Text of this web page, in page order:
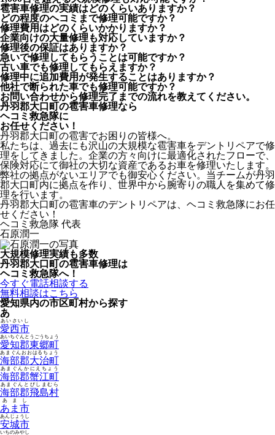
雹害車修理の実績はどのくらいありますか？
どの程度のヘコミまで修理可能ですか？
修理費用はどのくらいかかりますか？
企業向けの大量修理も対応していますか？
修理後の保証はありますか？
急いで修理してもらうことは可能ですか？
古い車でも修理してもらえますか？
修理中に追加費用が発生することはありますか？
他社で断られた車でも修理可能ですか？
お問い合わせから修理完了までの流れを教えてください。
丹羽郡大口町の雹害車修理なら
ヘコミ救急隊に
お任せください！
丹羽郡大口町の雹害でお困りの皆様へ。
私たちは、過去にも沢山の大規模な雹害車をデントリペアで修
理をしてきました。企業の方々向けに最適化されたフローで、
保険対応にて御社の大切な資産であるお車を修理いたします。
弊社の拠点がないエリアでも御安心ください。当チームが丹羽
郡大口町内に拠点を作り、世界中から腕寄りの職人を集めて修
理を行います。
丹羽郡大口町の雹害車のデントリペアは、ヘコミ救急隊にお任
せください！
ヘコミ救急隊 代表
石原潤一
大規模修理実績も多数
丹羽郡大口町の雹害車修理は
ヘコミ救急隊へ！
今すぐ電話相談する
無料相談はこちら
愛知県内の市区町村から探す
あ
愛西市
あいさいし
愛知郡東郷町
あいちぐんとうごうちょう
海部郡大治町
あまぐんおおはるちょう
海部郡蟹江町
あまぐんかにえちょう
海部郡飛島村
あまぐんとびしまむら
あま市
あまし
安城市
あんじょうし
いちのみやし